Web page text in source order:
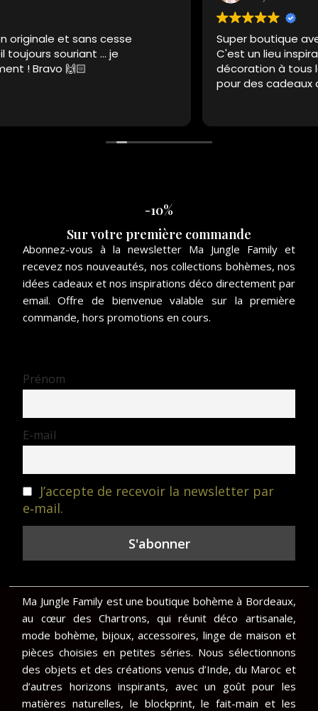
Super boutique avec des objets issus de l'artisanat.
C'est un lieu inspirant qui offre pleins d'objets de
décoration à tous les prix. Un bon repaire bordelais
-10%
Sur votre première commande
Abonnez-vous à la newsletter Ma Jungle Family et
recevez nos nouveautés, nos collections bohèmes, nos
idées cadeaux et nos inspirations déco directement par
email. Offre de bienvenue valable sur la première
commande, hors promotions en cours.
Prénom
E-mail
J’accepte de recevoir la newsletter par
e‑mail.
Ma Jungle Family est une boutique bohème à Bordeaux,
au cœur des Chartrons, qui réunit déco artisanale,
mode bohème, bijoux, accessoires, linge de maison et
pièces choisies en petites séries. Nous sélectionnons
des objets et des créations venus d’Inde, du Maroc et
d’autres horizons inspirants, avec un goût pour les
matières naturelles, le blockprint, le fait-main et les